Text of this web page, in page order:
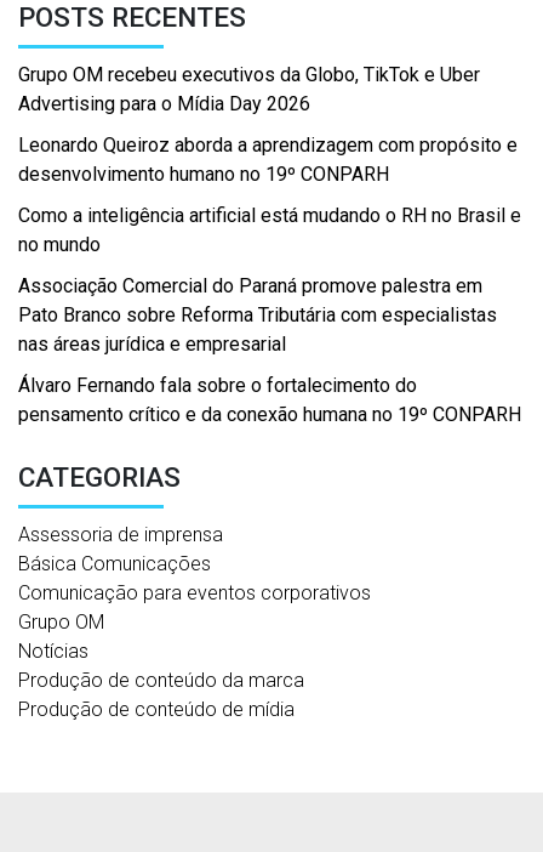
POSTS RECENTES
Grupo OM recebeu executivos da Globo, TikTok e Uber
Advertising para o Mídia Day 2026
Leonardo Queiroz aborda a aprendizagem com propósito e
desenvolvimento humano no 19º CONPARH
Como a inteligência artificial está mudando o RH no Brasil e
no mundo
Associação Comercial do Paraná promove palestra em
Pato Branco sobre Reforma Tributária com especialistas
nas áreas jurídica e empresarial
Álvaro Fernando fala sobre o fortalecimento do
pensamento crítico e da conexão humana no 19º CONPARH
CATEGORIAS
Assessoria de imprensa
Básica Comunicações
Comunicação para eventos corporativos
Grupo OM
Notícias
Produção de conteúdo da marca
Produção de conteúdo de mídia